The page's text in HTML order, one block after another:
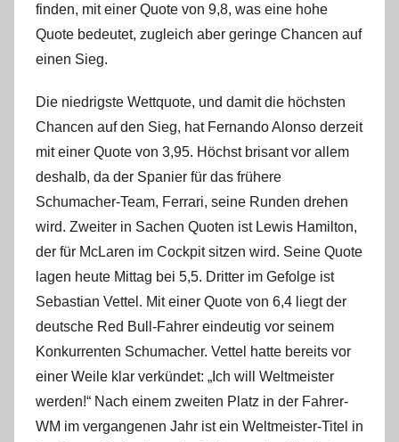
finden, mit einer Quote von 9,8, was eine hohe
Quote bedeutet, zugleich aber geringe Chancen auf
einen Sieg.
Die niedrigste Wettquote, und damit die höchsten
Chancen auf den Sieg, hat Fernando Alonso derzeit
mit einer Quote von 3,95. Höchst brisant vor allem
deshalb, da der Spanier für das frühere
Schumacher-Team, Ferrari, seine Runden drehen
wird. Zweiter in Sachen Quoten ist Lewis Hamilton,
der für McLaren im Cockpit sitzen wird. Seine Quote
lagen heute Mittag bei 5,5. Dritter im Gefolge ist
Sebastian Vettel. Mit einer Quote von 6,4 liegt der
deutsche Red Bull-Fahrer eindeutig vor seinem
Konkurrenten Schumacher. Vettel hatte bereits vor
einer Weile klar verkündet: „Ich will Weltmeister
werden!“ Nach einem zweiten Platz in der Fahrer-
WM im vergangenen Jahr ist ein Weltmeister-Titel in